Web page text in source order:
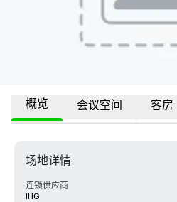
概览 会议空间 客房
场地详情
连锁供应商
IHG